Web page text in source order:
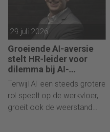
in de Europese Unie de
mogelijkheid om de AI-
gestuurde HR- en financiële
oplossingen van Workday te
gebruiken, terwijl hun
gegevens veilig, lokaal en
volledig onder hun eigen
controle blijven.
29 juli 2026
Groeiende AI-aversie
stelt HR-leider voor
dilemma bij AI-
toepassingen binnen HR
Terwijl AI een steeds grotere
rol speelt op de werkvloer,
groeit ook de weerstand